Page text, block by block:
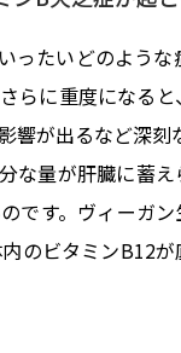
ったいどのよう
らに重度になる
響が出るなど深刻
な量が肝臓に蓄
です。ヴィーガ
のビタミンB12